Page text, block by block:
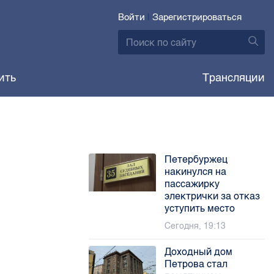
Войти | Зарегистрироваться
Трансляции
Петербуржец
накинулся на
пассажирку
электрички за отказ
уступить место
Сегодня, 19:13
Доходный дом
Петрова стал